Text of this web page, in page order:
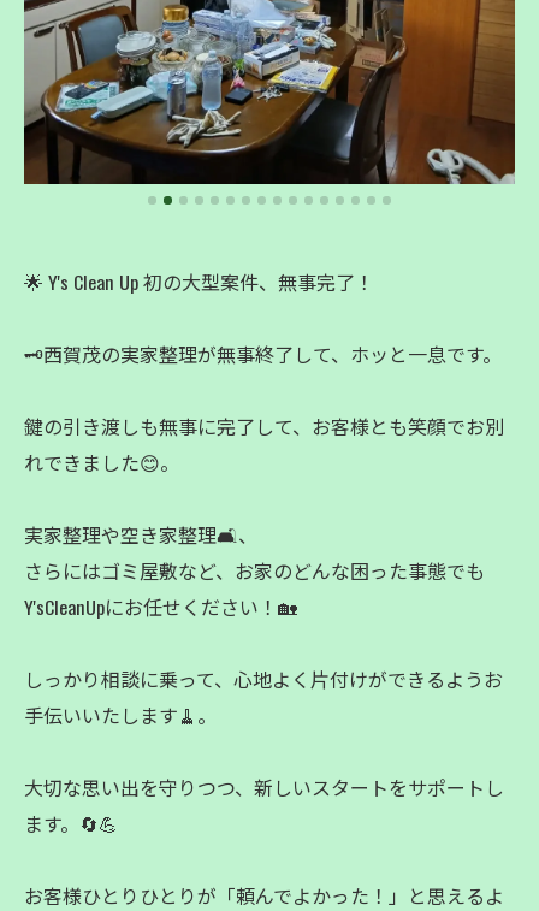
🌟 Y's Clean Up 初の大型案件、無事完了！
🗝️西賀茂の実家整理が無事終了して、ホッと一息です。
鍵の引き渡しも無事に完了して、お客様とも笑顔でお別
れできました😊。
実家整理や空き家整理🛋️、
さらにはゴミ屋敷など、お家のどんな困った事態でも
Y'sCleanUpにお任せください！🏡
しっかり相談に乗って、心地よく片付けができるようお
手伝いいたします🧹。
大切な思い出を守りつつ、新しいスタートをサポートし
ます。🔄💪
お客様ひとりひとりが「頼んでよかった！」と思えるよ